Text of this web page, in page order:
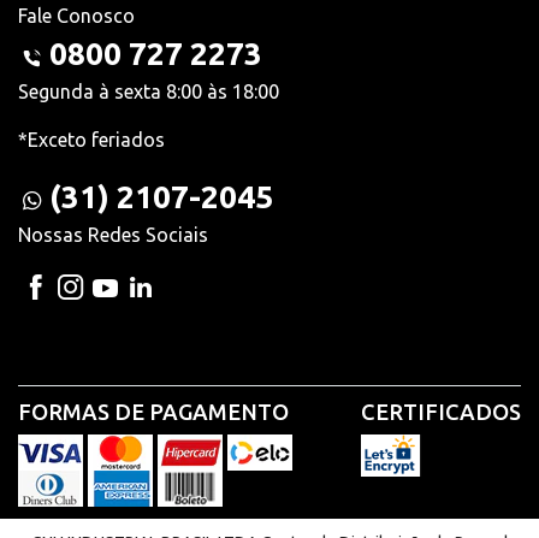
Fale Conosco
0800 727 2273
Segunda à sexta 8:00 às 18:00
*Exceto feriados
(31) 2107-2045
Nossas Redes Sociais
FORMAS DE PAGAMENTO CERTIFICADOS